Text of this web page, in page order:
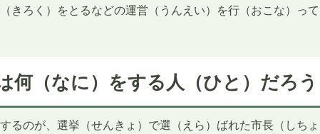
きろく）をとるなどの運営（うんえい）を行（おこな）って
何（なに）をする人（ひと）だろう
るのが、選挙（せんきょ）で選（えら）ばれた市長（しちょ